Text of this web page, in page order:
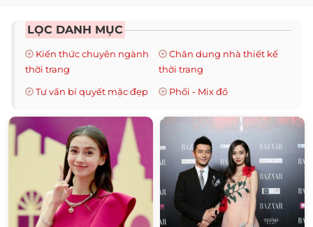
LỌC DANH MỤC
Kiến thức chuyên ngành
thời trang
Chân dung nhà thiết kế
thời trang
Tư vấn bí quyết mặc đẹp
Phối - Mix đồ